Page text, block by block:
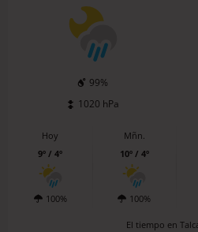
99%
1020 hPa
Hoy
9º / 4º
100%
Mñn.
10º / 4º
100%
El tiempo en